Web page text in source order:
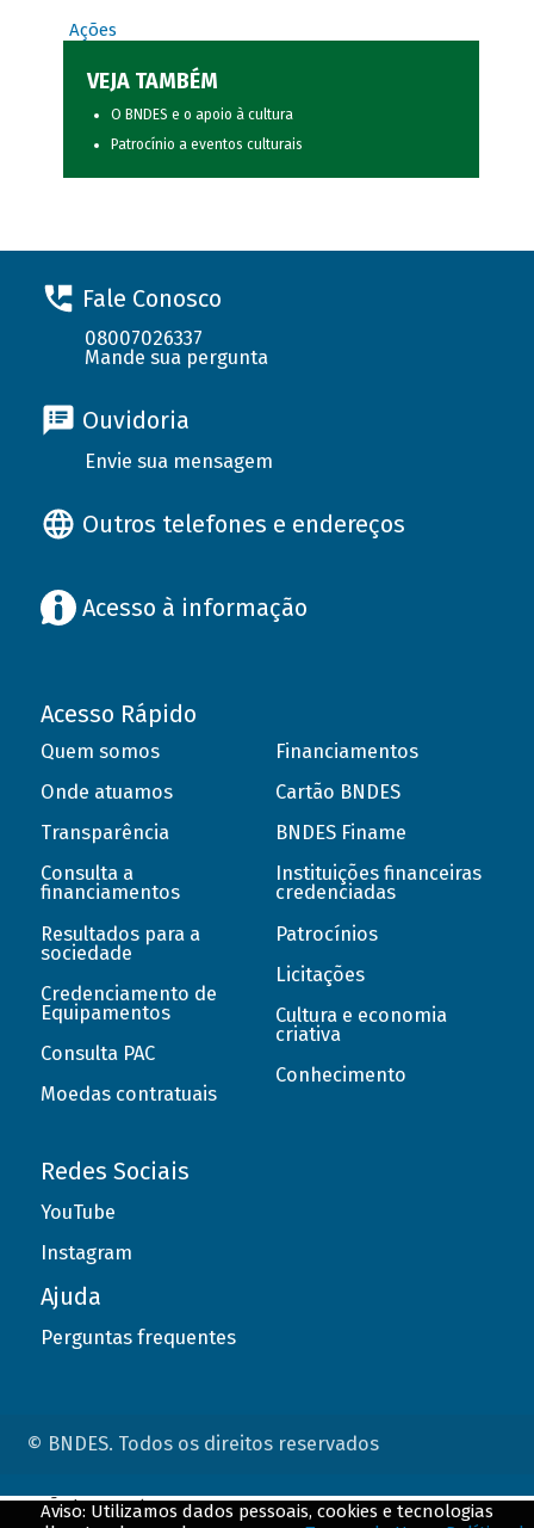
Ações
VEJA TAMBÉM
O BNDES e o apoio à cultura
Patrocínio a eventos culturais
Fale Conosco
08007026337
Mande sua pergunta
Ouvidoria
Envie sua mensagem
Outros telefones e endereços
Acesso à informação
Acesso Rápido
Quem somos
Onde atuamos
Transparência
Consulta a
financiamentos
Resultados para a
sociedade
Credenciamento de
Equipamentos
Consulta PAC
Moedas contratuais
Financiamentos
Cartão BNDES
BNDES Finame
Instituições financeiras
credenciadas
Patrocínios
Licitações
Cultura e economia
criativa
Conhecimento
Redes Sociais
YouTube
Instagram
Ajuda
Perguntas frequentes
© BNDES. Todos os direitos reservados
Aviso: Utilizamos dados pessoais, cookies e tecnologias
ConteÃºdo complementar